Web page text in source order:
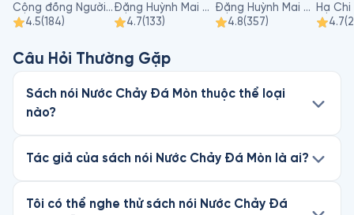
Cộng đồng Người kể chuyện của Phục Hưng
4.5(184)
Đặng Huỳnh Mai Anh
4.7(133)
Đặng Huỳnh Mai Anh
4.8(357)
Hạ Chi
4.7(
Câu Hỏi Thường Gặp
Sách nói Nước Chảy Đá Mòn thuộc thể loại
nào?
Tác giả của sách nói Nước Chảy Đá Mòn là ai?
Tôi có thể nghe thử sách nói Nước Chảy Đá